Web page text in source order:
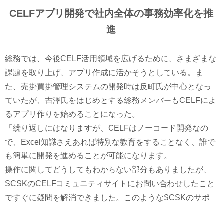
CELFアプリ開発で社内全体の事務効率化を推
進
総務では、今後CELF活用領域を広げるために、さまざまな
課題を取り上げ、アプリ作成に活かそうとしている。ま
た、売掛買掛管理システムの開発時は反町氏が中心となっ
ていたが、吉澤氏をはじめとする総務メンバーもCELFによ
るアプリ作りを始めることになった。
「繰り返しにはなりますが、CELFはノーコード開発なの
で、Excel知識さえあれば特別な教育をすることなく、誰で
も簡単に開発を進めることが可能になります。
操作に関してどうしてもわからない部分もありましたが、
SCSKのCELFコミュニティサイトにお問い合わせしたこと
ですぐに疑問を解消できました。このようなSCSKのサポ